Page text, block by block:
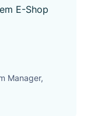
E-Shop
Manager,